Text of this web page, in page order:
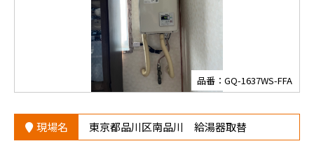
品番：GQ-1637WS-FFA
現場名 東京都品川区南品川 給湯器取替